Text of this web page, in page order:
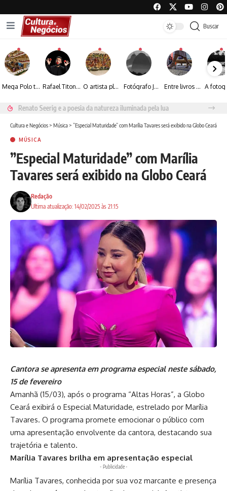
Buscar
Mega Polo transforma lançamento de coleção em plataforma nacional de negócios e projeta crescimento de mais de 15% Rafael Titonelly leva magia e acolhimento a crianças em tratamento oncológico em Juiz de Fora O artista plástico Jorge Luiz transforma sustentabilidade e criatividade em arte contemporânea Fotógrafo José Roberto apresenta um olhar sensível sobre arquitetura, formas e luz na fotografia Entre livros e fotografia autoral, Sebastião Reis consolida uma trajetória marcada pelo olhar artístico
Renato Seerig e a poesia da natureza iluminada pela lua
Cultura e Negócios> Música> ”Especial Maturidade” com Marília Tavares será exibido na Globo Ceará
MÚSICA
”Especial Maturidade” com Marília
Tavares será exibido na Globo Ceará
Ultima atualização: 14/02/2025 às 21:15
Redação
Cantora se apresenta em programa especial neste sábado,
15 de fevereiro
Amanhã (15/03), após o programa “Altas Horas”, a Globo
Ceará exibirá o Especial Maturidade, estrelado por Marília
Tavares. O programa promete emocionar o público com
uma apresentação envolvente da cantora, destacando sua
trajetória e talento.
Marília Tavares brilha em apresentação especial
- Publicidade -
Marília Tavares, conhecida por sua voz marcante e presença